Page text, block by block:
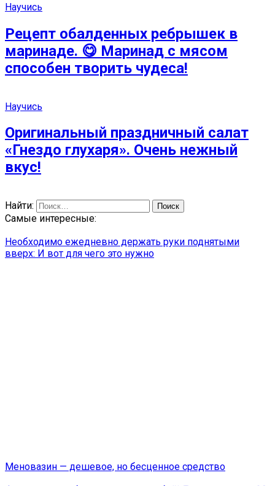
Научись
Рецепт обалденных ребрышек в
маринаде. 😋 Маринад с мясом
способен творить чудеса!
Научись
Оригинальный праздничный салат
«Гнездо глухаря». Очень нежный
вкус!
Найти:
Самые интересные:
Необходимо ежедневно держать руки поднятыми
вверх: И вот для чего это нужно
Меновазин — дешевое, но бесценное средство